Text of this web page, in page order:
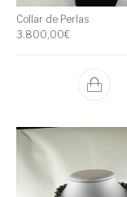
Collar de Perlas
3.800,00€